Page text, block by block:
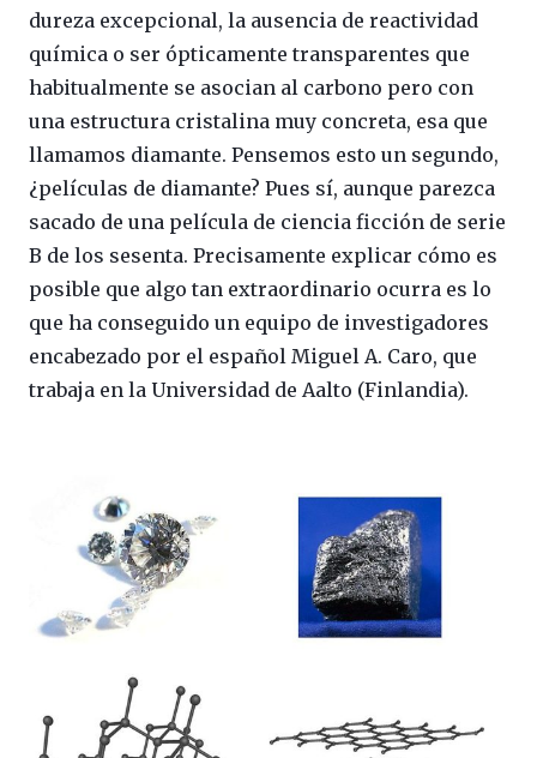
dureza excepcional, la ausencia de reactividad
química o ser ópticamente transparentes que
habitualmente se asocian al carbono pero con
una estructura cristalina muy concreta, esa que
llamamos diamante. Pensemos esto un segundo,
¿películas de diamante? Pues sí, aunque parezca
sacado de una película de ciencia ficción de serie
B de los sesenta. Precisamente explicar cómo es
posible que algo tan extraordinario ocurra es lo
que ha conseguido un equipo de investigadores
encabezado por el español Miguel A. Caro, que
trabaja en la Universidad de Aalto (Finlandia).